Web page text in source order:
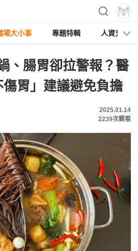
場大小事 專題特輯 人資充電
、腸胃卻拉警報？醫
胃」建議避免負擔
2025.01.14
2239次觀看